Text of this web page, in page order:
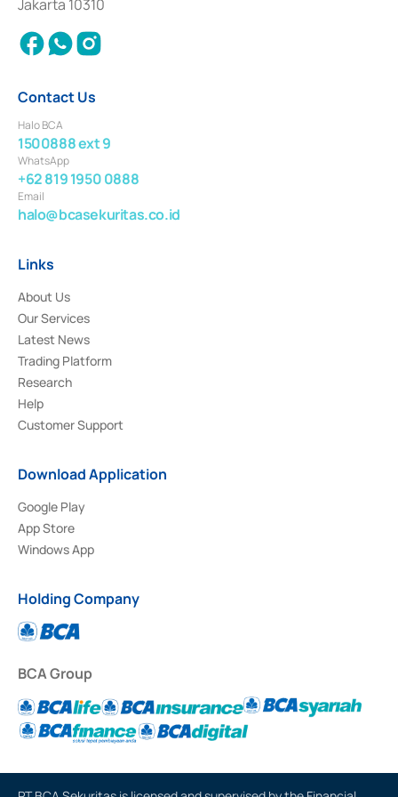
2018.
Jakarta 10310
Contact Us
Halo BCA
1500888 ext 9
WhatsApp
+62 819 1950 0888
Email
halo@bcasekuritas.co.id
Links
About Us
Our Services
Latest News
Trading Platform
Research
Help
Customer Support
Download Application
Google Play
App Store
Windows App
Holding Company
BCA Group